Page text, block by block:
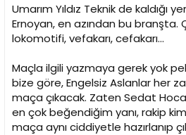
Umarım Yıldız Teknik de kaldığı
Ernoyan, en azından bu branşta.
lokomotifi, vefakarı, cefakarı...
Maçla ilgili yazmaya gerek yok
bize göre, Engelsiz Aslanlar her
maça çıkacak. Zaten Sedat Hoca
en çok beğendiğim yanı, rakip
maça aynı ciddiyetle hazırlanıp